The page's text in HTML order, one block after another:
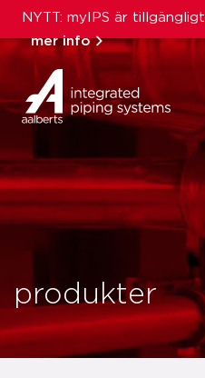
NYTT: myIPS är tillgängligt
mer info
stäng
produkter